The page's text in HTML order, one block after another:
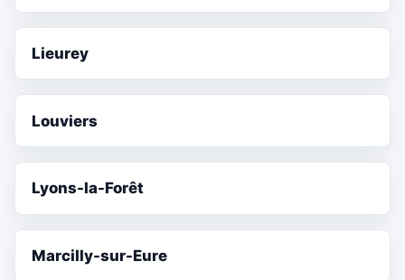
Lieurey
Louviers
Lyons-la-Forêt
Marcilly-sur-Eure